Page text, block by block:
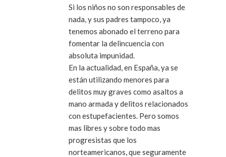
Si los niños no son responsables de
nada, y sus padres tampoco, ya
tenemos abonado el terreno para
fomentar la delincuencia con
absoluta impunidad.
En la actualidad, en España, ya se
están utilizando menores para
delitos muy graves como asaltos a
mano armada y delitos relacionados
con estupefacientes. Pero somos
mas libres y sobre todo mas
progresistas que los
norteamericanos, que seguramente